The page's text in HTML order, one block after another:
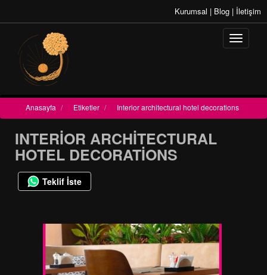
Kurumsal | Blog | İletişim
Anasayfa / Etiketler / Interior architectural hotel decorations
INTERIOR ARCHITECTURAL
HOTEL DECORATIONS
Teklif İste